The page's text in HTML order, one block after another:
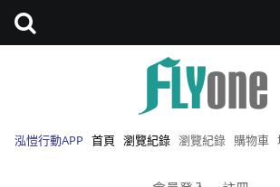
泓愷行動APP 首頁 瀏覽紀錄 瀏覽紀錄 購物車